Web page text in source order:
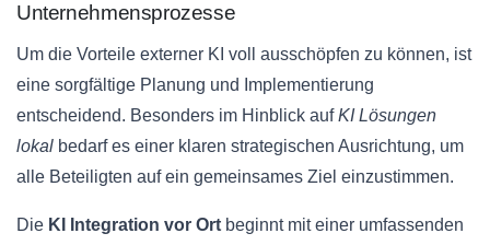
Unternehmensprozesse
Um die Vorteile externer KI voll ausschöpfen zu können, ist
eine sorgfältige Planung und Implementierung
entscheidend. Besonders im Hinblick aufKI Lösungen
lokal bedarf es einer klaren strategischen Ausrichtung, um
alle Beteiligten auf ein gemeinsames Ziel einzustimmen.
Die KI Integration vor Ort beginnt mit einer umfassenden